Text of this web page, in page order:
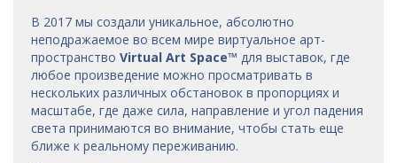
В 2017 мы создали уникальное, абсолютно
неподражаемое во всем мире виртуальное арт-
пространство Virtual Art Space™ для выставок, где
любое произведение можно просматривать в
нескольких различных обстановок в пропорциях и
масштабе, где даже сила, направление и угол падения
света принимаются во внимание, чтобы стать еще
ближе к реальному переживанию.